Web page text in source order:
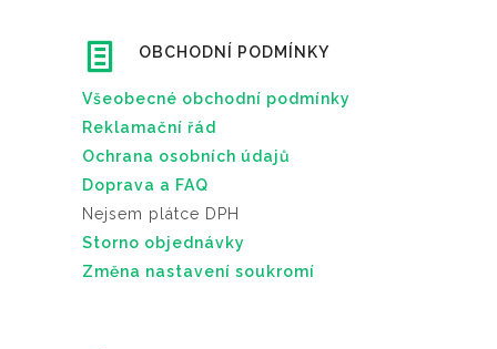
OBCHODNÍ PODMÍNKY
Všeobecné obchodní podmínky
Reklamační řád
Ochrana osobních údajů
Doprava a FAQ
Nejsem plátce DPH
Storno objednávky
Změna nastavení soukromí